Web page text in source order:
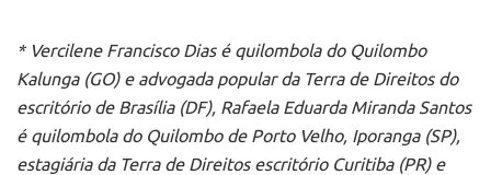
* Vercilene Francisco Dias é quilombola do Quilombo
Kalunga (GO) e advogada popular da Terra de Direitos do
escritório de Brasília (DF), Rafaela Eduarda Miranda Santos
é quilombola do Quilombo de Porto Velho, Iporanga (SP),
estagiária da Terra de Direitos escritório Curitiba (PR) e